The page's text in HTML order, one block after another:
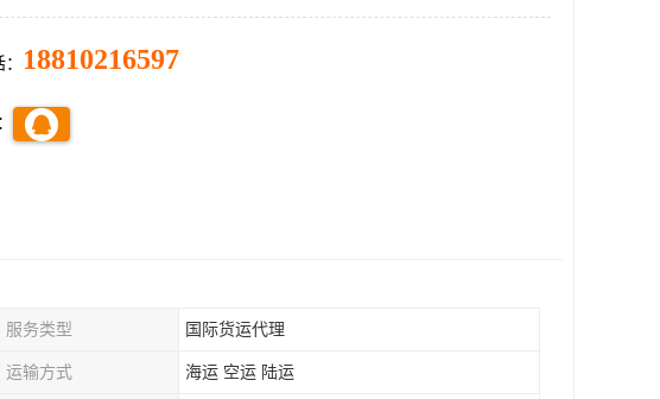
18810216597
服务类型 国际货运代理
运输方式 海运 空运 陆运